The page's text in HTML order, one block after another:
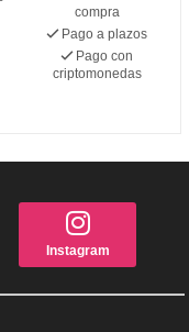
compra
Pago a plazos
Pago con
criptomonedas
Instagram